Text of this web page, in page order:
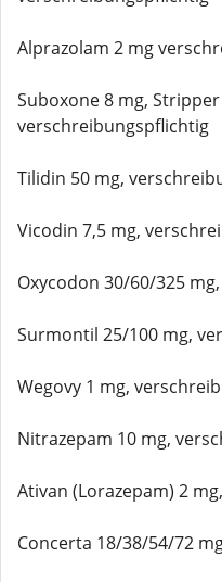
Alprazolam 2 mg
Suboxone 8 mg,
verschreibungspflichtig
Tilidin 50 mg,
Vicodin 7,5 mg,
Oxycodon 30/60/325
Surmontil 25/100 mg,
Wegovy 1 mg,
Nitrazepam 10 mg,
Ativan (Lorazepam) 2
Concerta 18/38/54/72